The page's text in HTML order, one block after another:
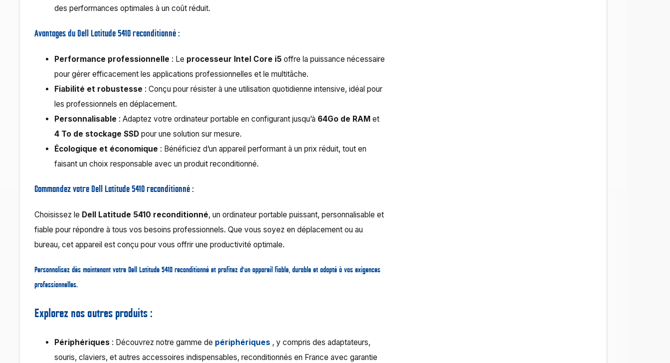
des performances optimales à un coût réduit.
Avantages du Dell Latitude 5410 reconditionné :
Performance professionnelle : Le processeur Intel Core i5 offre la puissance nécessaire
pour gérer efficacement les applications professionnelles et le multitâche.
Fiabilité et robustesse : Conçu pour résister à une utilisation quotidienne intensive, idéal pour
les professionnels en déplacement.
Personnalisable : Adaptez votre ordinateur portable en configurant jusqu’à 64Go de RAM et
4 To de stockage SSD pour une solution sur mesure.
Écologique et économique : Bénéficiez d’un appareil performant à un prix réduit, tout en
faisant un choix responsable avec un produit reconditionné.
Commandez votre Dell Latitude 5410 reconditionné :
Choisissez le Dell Latitude 5410 reconditionné, un ordinateur portable puissant, personnalisable et
fiable pour répondre à tous vos besoins professionnels. Que vous soyez en déplacement ou au
bureau, cet appareil est conçu pour vous offrir une productivité optimale.
Personnalisez dès maintenant votre Dell Latitude 5410 reconditionné et profitez d’un appareil fiable, durable et adapté à vos exigences
professionnelles.
Explorez nos autres produits :
Périphériques : Découvrez notre gamme de périphériques , y compris des adaptateurs,
souris, claviers, et autres accessoires indispensables, reconditionnés en France avec garantie